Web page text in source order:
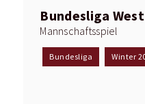
Bundesliga
Mannschaftsspiel
Bundesliga Winter